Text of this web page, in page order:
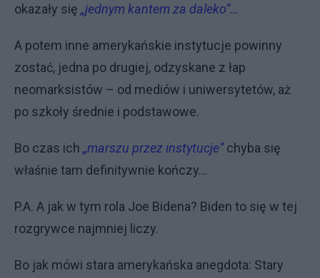
okazały się „jednym kantem za daleko”…
A potem inne amerykańskie instytucje powinny
zostać, jedna po drugiej, odzyskane z łap
neomarksistów – od mediów i uniwersytetów, aż
po szkoły średnie i podstawowe.
Bo czas ich „marszu przez instytucje”chyba się
właśnie tam definitywnie kończy…
P.A. A jak w tym rola Joe Bidena? Biden to się w tej
rozgrywce najmniej liczy.
Bo jak mówi stara amerykańska anegdota: Stary